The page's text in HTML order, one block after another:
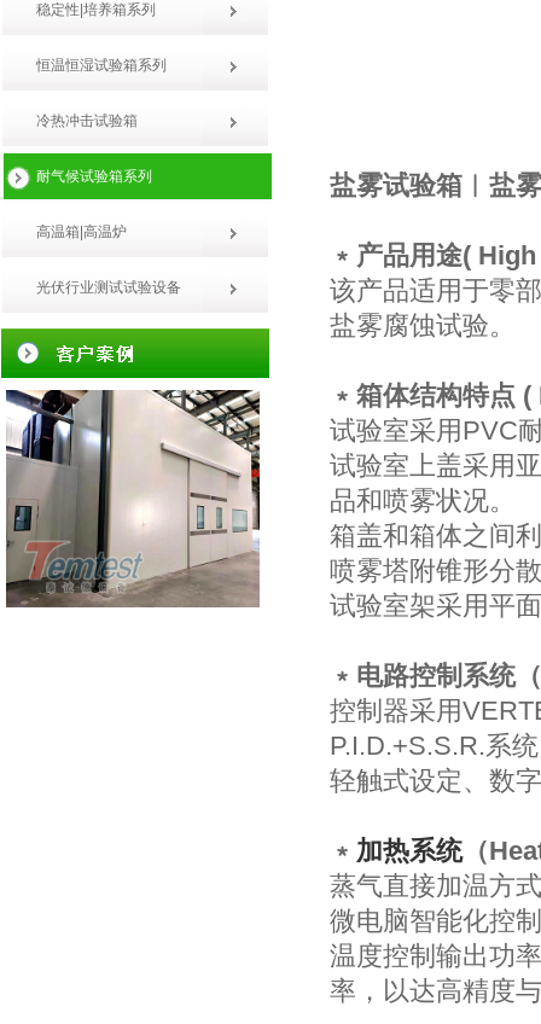
稳定性|培养箱系列
恒温恒湿试验箱系列
冷热冲击试验箱
耐气候试验箱系列
高温箱|高温炉
光伏行业测试试验设备
盐雾试验箱︱盐
﹡产品用途(
该产品适用于零
盐雾腐蚀试验。
﹡箱体结构特点 (
试验室采用PVC
试验室上盖采用
品和喷雾状况。
箱盖和箱体之间
喷雾塔附锥形分
试验室架采用平
﹡电路控制系统
控制器采用
P.I.D.+S.S.R.系
轻触式设定、数
﹡ 加热系统（
蒸气直接加温方
微电脑智能化控
温度控制输出功
率，以达高精度